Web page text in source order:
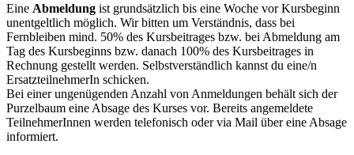
Eine Abmeldung ist grundsätzlich bis eine Woche vor Kursbeginn
unentgeltlich möglich. Wir bitten um Verständnis, dass bei
Fernbleiben mind. 50% des Kursbeitrages bzw. bei Abmeldung am
Tag des Kursbeginns bzw. danach 100% des Kursbeitrages in
Rechnung gestellt werden. Selbstverständlich kannst du eine/n
ErsatzteilnehmerIn schicken.
Bei einer ungenügenden Anzahl von Anmeldungen behält sich der
Purzelbaum eine Absage des Kurses vor. Bereits angemeldete
TeilnehmerInnen werden telefonisch oder via Mail über eine Absage
informiert.